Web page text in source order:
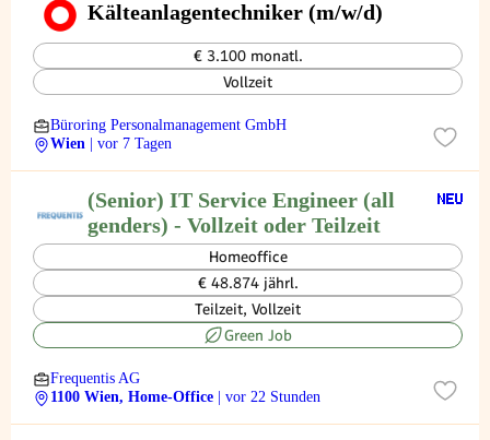
Kälteanlagentechniker (m/w/d)
€ 3.100 monatl.
Vollzeit
Büroring Personalmanagement GmbH
Wien
| vor 7 Tagen
(Senior) IT Service Engineer (all
genders) - Vollzeit oder Teilzeit
Homeoffice
€ 48.874 jährl.
Teilzeit, Vollzeit
Green Job
Frequentis AG
1100 Wien, Home-Office
| vor 22 Stunden